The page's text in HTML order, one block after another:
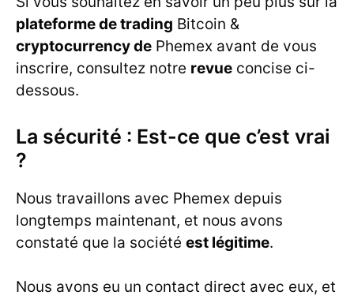
plateforme de trading Bitcoin &
cryptocurrency de Phemex avant de vous
inscrire, consultez notre revue concise ci-
dessous.
La sécurité : Est-ce que c’est vrai
?
Nous travaillons avec Phemex depuis
longtemps maintenant, et nous avons
constaté que la société est légitime.
Nous avons eu un contact direct avec eux, et